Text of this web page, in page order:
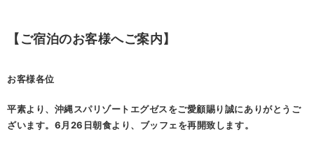
【ご宿泊のお客様へご案内】
お客様各位
平素より、沖縄スパリゾートエグゼスをご愛顧賜り誠にありがとうご
ざいます。6月26日朝食より、ブッフェを再開致します。